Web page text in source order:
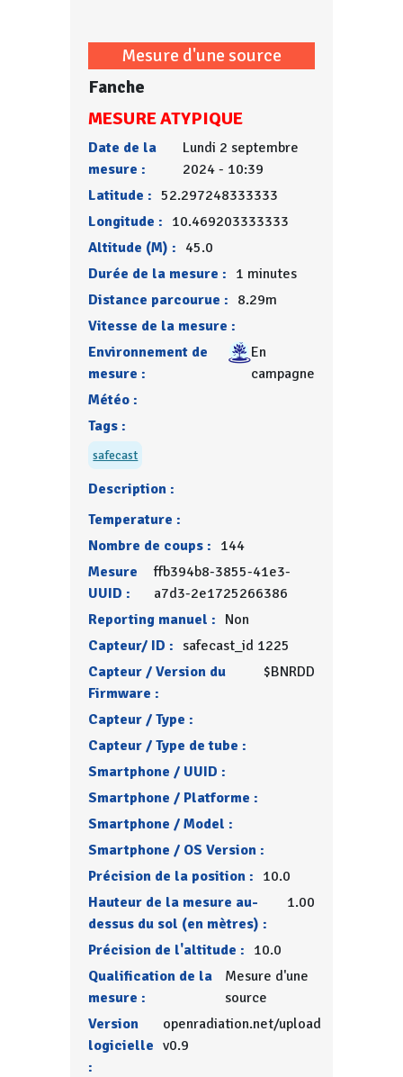
Mesure d'une source
Fanche
MESURE ATYPIQUE
Date de la
mesure :
Lundi 2 septembre
2024 - 10:39
Latitude : 52.297248333333
Longitude : 10.469203333333
Altitude (M) : 45.0
Durée de la mesure : 1 minutes
Distance parcourue : 8.29m
Vitesse de la mesure :
Environnement de
mesure :
En
campagne
Météo :
Tags :
safecast
Description :
Temperature :
Nombre de coups : 144
Mesure
UUID :
ffb394b8-3855-41e3-
a7d3-2e1725266386
Reporting manuel : Non
Capteur/ ID : safecast_id 1225
Capteur / Version du
Firmware :
$BNRDD
Capteur / Type :
Capteur / Type de tube :
Smartphone / UUID :
Smartphone / Platforme :
Smartphone / Model :
Smartphone / OS Version :
Précision de la position : 10.0
Hauteur de la mesure au-
dessus du sol (en mètres) :
1.00
Précision de l'altitude : 10.0
Qualification de la
mesure :
Mesure d'une
source
Version
logicielle
:
openradiation.net/upload
v0.9